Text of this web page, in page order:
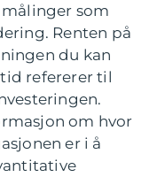
som
Renten på
du kan
refererer til
om hvor
er i å